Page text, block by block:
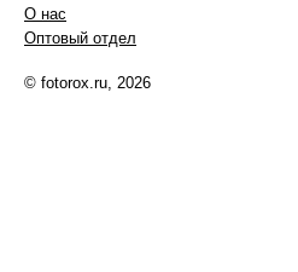
О нас
Оптовый отдел
© fotorox.ru, 2026